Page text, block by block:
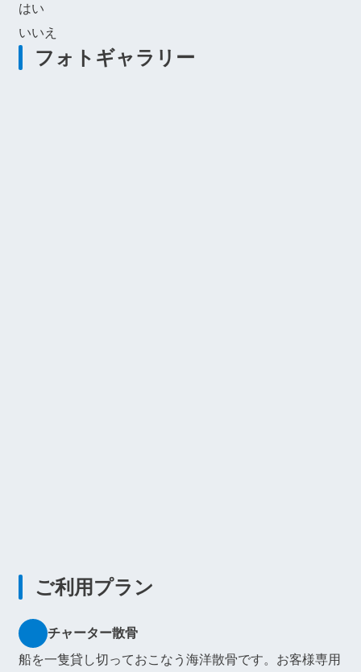
はい
いいえ
フォトギャラリー
ご利用プラン
チャーター散骨
船を一隻貸し切っておこなう海洋散骨です。お客様専用